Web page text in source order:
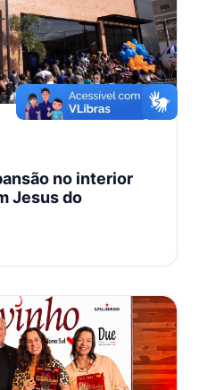
no interior
Jesus do